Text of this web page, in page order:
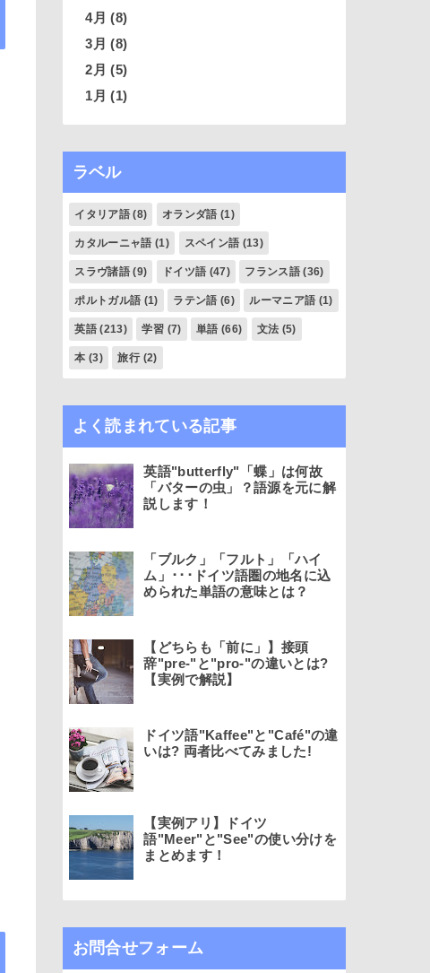
4月(8)
3月(8)
2月(5)
1月(1)
ラベル
イタリア語 (8) オランダ語 (1)
カタルーニャ語 (1) スペイン語 (13)
スラヴ諸語 (9) ドイツ語 (47) フランス語 (36)
ポルトガル語 (1) ラテン語 (6) ルーマニア語 (1)
英語 (213) 学習 (7) 単語 (66) 文法 (5)
本 (3) 旅行 (2)
よく読まれている記事
英語"butterfly"「蝶」は何故
「バターの虫」？語源を元に解
説します！
「ブルク」「フルト」「ハイ
ム」･･･ドイツ語圏の地名に込
められた単語の意味とは？
【どちらも「前に」】接頭
辞"pre-"と"pro-"の違いとは?
【実例で解説】
ドイツ語"Kaffee"と"Café"の違
いは? 両者比べてみました!
【実例アリ】ドイツ
語"Meer"と"See"の使い分けを
まとめます！
お問合せフォーム